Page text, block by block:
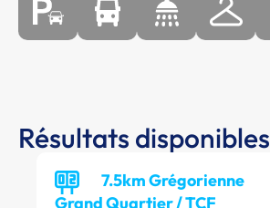
Résultats disponibles
7.5km Grégorienne
Grand Quartier / TCF